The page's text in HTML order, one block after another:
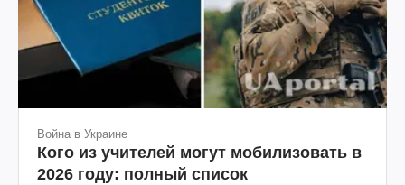
Война в Украине
Кого из учителей могут мобилизовать в
2026 году: полный список